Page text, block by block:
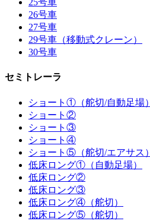
25号車
26号車
27号車
29号車（移動式クレーン）
30号車
セミトレーラ
ショート①（舵切/自動足場）
ショート②
ショート③
ショート④
ショート⑤（舵切/エアサス）
低床ロング①（自動足場）
低床ロング②
低床ロング③
低床ロング④（舵切）
低床ロング⑤（舵切）